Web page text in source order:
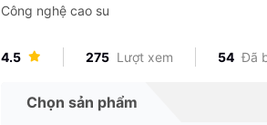
Công nghệ cao su
4.5 275 Lượt xem 54 Đã
Chọn sản phẩm